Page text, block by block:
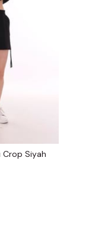
Crop Siyah